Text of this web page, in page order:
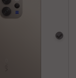
Gris